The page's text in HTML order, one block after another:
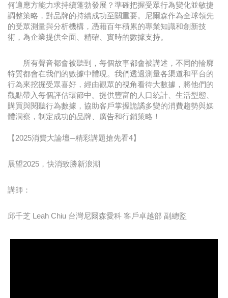
何適應方能力求持續蓬勃發展？準確把握受眾行為變化並敏捷
調整策略，對品牌的持續成功至關重要。尼爾森作為全球領先
的受眾測量與分析機構，憑藉百年積累的專業知識和創新技
術，為企業提供全面、精確、實時的數據支持。
所有聲音都會被聽到，每個故事都會被講述，不同的輪廓
特質都會在我們的數據中體現。我們透過測量各渠道和平台的
行為來挖掘受眾喜好，經由觀眾的視角看待大數據，將他們的
觀點帶入每個評估環節中。提供豐富的人口統計、生活型態、
購買與閱聽行為數據，協助客戶掌握詭譎多變的消費趨勢與媒
體洞察，制定成功的品牌、廣告和行銷策略！
【2025消費大論壇─精彩講題搶先看4】
展望2025，快消致勝新浪潮
講師：
邱千芝 Leah Chiu 台灣尼爾森愛科 客戶卓越部 副總監